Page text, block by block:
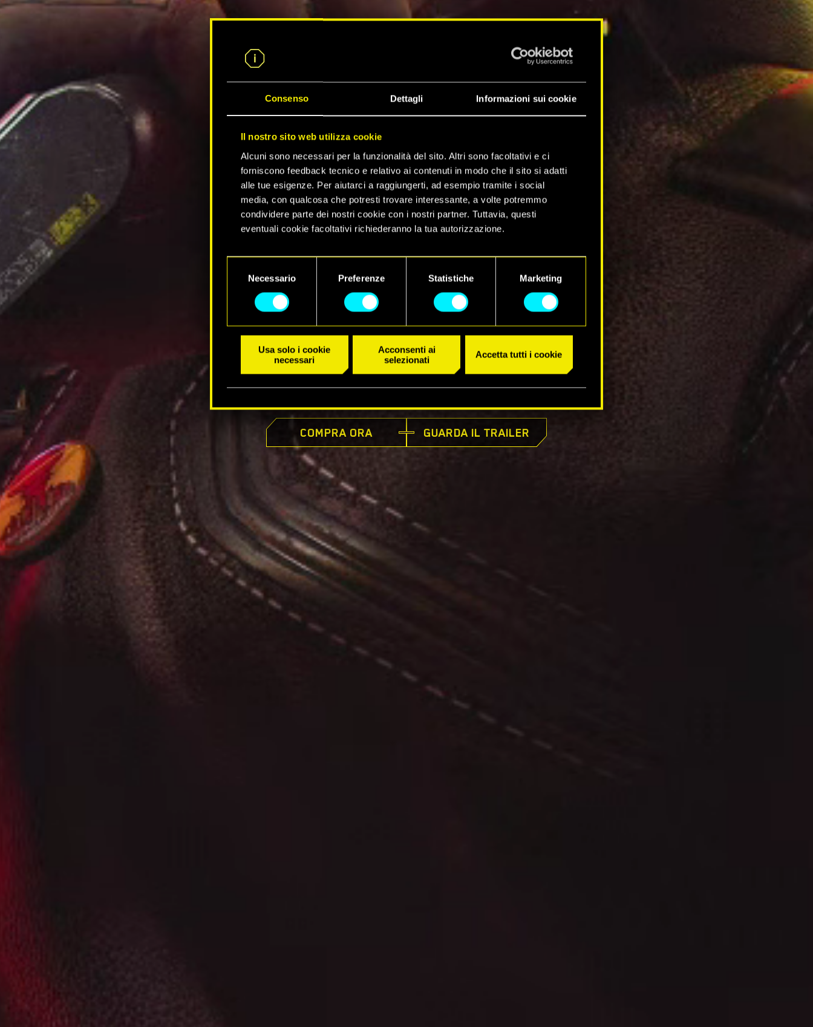
Consenso Dettagli Informazioni sui cookie
Il nostro sito web utilizza cookie
Alcuni sono necessari per la funzionalità del sito. Altri sono facoltativi e ci
forniscono feedback tecnico e relativo ai contenuti in modo che il sito si adatti
alle tue esigenze. Per aiutarci a raggiungerti, ad esempio tramite i social
media, con qualcosa che potresti trovare interessante, a volte potremmo
condividere parte dei nostri cookie con i nostri partner. Tuttavia, questi
eventuali cookie facoltativi richiederanno la tua autorizzazione.
Tutti i dettagli su come utilizziamo i cookie e su come impostare le tue
consenso
Necessario Preferenze Statistiche Marketing
Usa solo i cookie
necessari
Acconsenti ai
selezionati
Accetta tutti i cookie
DISPONIBILE ORA
COMPRA ORA GUARDA IL TRAILER